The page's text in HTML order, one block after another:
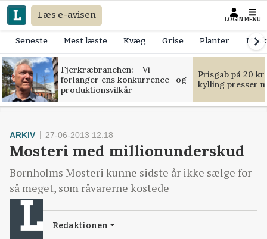
Læs e-avisen LOGIN MENU
Seneste Mest læste Kvæg Grise Planter
Fjerkræbranchen: - Vi
forlanger ens konkurrence- og
produktionsvilkår
Prisgab på 20
kylling presser
ARKIV 27-06-2013 12:18
Mosteri med millionunderskud
Bornholms Mosteri kunne sidste år ikke sælge for
så meget, som råvarerne kostede
Redaktionen